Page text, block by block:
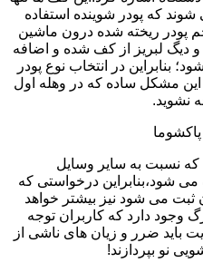
که پودر شوینده استفاده
پودر ریخته شده درون ماشین
دیگ لبریز از کف شده و اضافه
بنابراین در انتخاب نوع پودر
این مشکل ساده که در وهله اول
نشوید.
که نسبت به سایر وسایل
می شود،بنابراین درخواستی که
ثبت می شود نیز بیشتر خواهد
وجود دارد که کاربران توجه
باید ضرر و زیان های ناشی از
نو بپردازند!